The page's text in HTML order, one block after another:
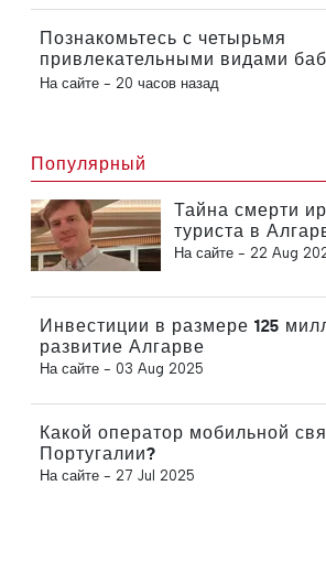
Познакомьтесь с четырьмя
привлекательными видами
можно увидеть в вашем саду
На сайте - 20 часов назад
Популярный
Тайна смерти
туриста в
На сайте - 22 Aug
Инвестиции в размере 125
развитие Алгарве
На сайте - 03 Aug 2025
Какой оператор мобильной
Португалии?
На сайте - 27 Jul 2025